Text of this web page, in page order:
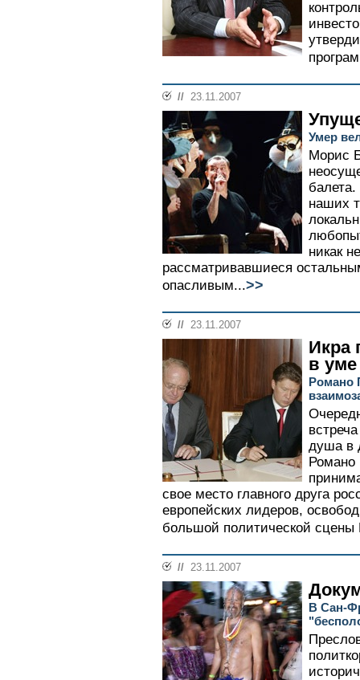
// 23.11.2007
Умер
Морис
наших
никак
рассматривавшиеся
опасливым...>>
// 23.11.2007
Икра
в уме
Романо
душа в
Романо
свое место главного друга
европейских лидеров,
большой политической
// 23.11.2007
В Сан-